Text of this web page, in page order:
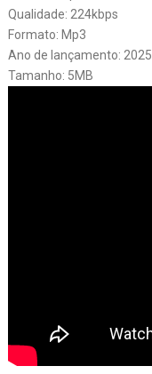
Qualidade: 224kbps
Formato: Mp3
Ano de lançamento: 2025
Tamanho: 5MB